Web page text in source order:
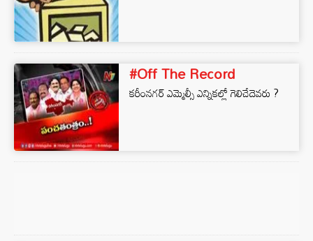
#Off The Record
కరీంనగర్ ఎమ్మెల్సీ ఎన్నికల్లో గెలిచేదెవరు ?